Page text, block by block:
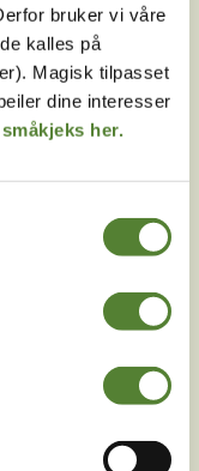
bruker vi våre
kalles på
Magisk tilpasset
dine interesser
her.
Snapchat